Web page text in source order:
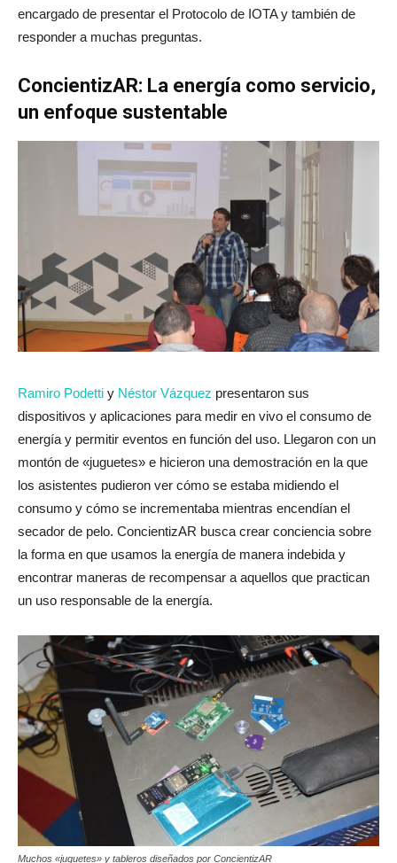
encargado de presentar el Protocolo de IOTA y también de
responder a muchas preguntas.
ConcientizAR: La energía como servicio,
un enfoque sustentable
Ramiro Podetti y Néstor Vázquez presentaron sus
dispositivos y aplicaciones para medir en vivo el consumo de
energía y permitir eventos en función del uso. Llegaron con un
montón de «juguetes» e hicieron una demostración en la que
los asistentes pudieron ver cómo se estaba midiendo el
consumo y cómo se incrementaba mientras encendían el
secador de pelo. ConcientizAR busca crear conciencia sobre
la forma en que usamos la energía de manera indebida y
encontrar maneras de recompensar a aquellos que practican
un uso responsable de la energía.
Muchos «juguetes» y tableros diseñados por ConcientizAR